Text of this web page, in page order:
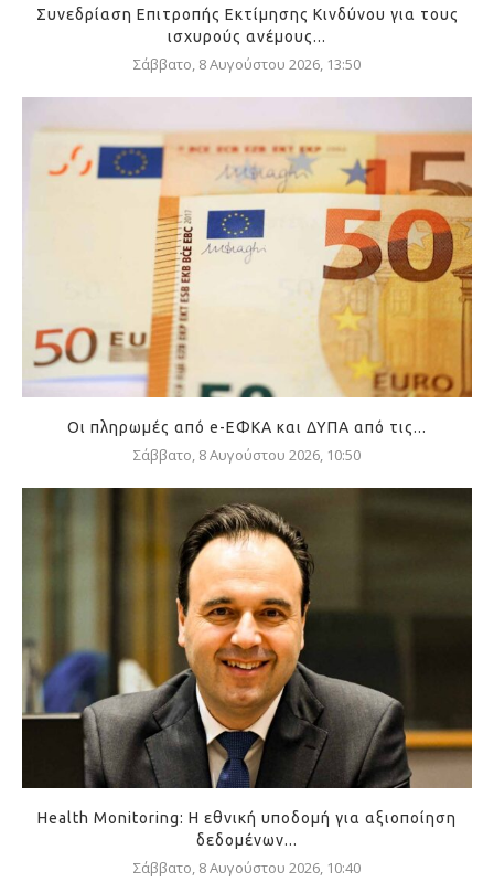
Συνεδρίαση Επιτροπής Εκτίμησης Κινδύνου για τους
ισχυρούς ανέμους...
Σάββατο, 8 Αυγούστου 2026, 13:50
Οι πληρωμές από e-ΕΦΚΑ και ΔΥΠΑ από τις...
Σάββατο, 8 Αυγούστου 2026, 10:50
Health Monitoring: Η εθνική υποδομή για αξιοποίηση
δεδομένων...
Σάββατο, 8 Αυγούστου 2026, 10:40